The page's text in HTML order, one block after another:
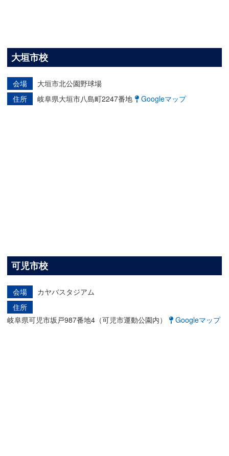
大垣市校
会場
大垣市北公園野球場
住所
岐阜県大垣市八島町2247番地 Googleマップ
可児市校
会場
カヤバスタジアム
住所
岐阜県可児市坂戸987番地4（可児市運動公園内）
Googleマップ